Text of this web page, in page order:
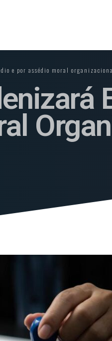
e por assédio moral